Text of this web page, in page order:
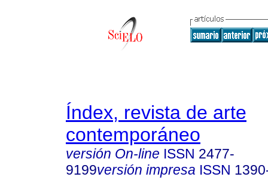
Índex, revista de arte
contemporáneo
versión On-line ISSN 2477-
9199versión impresa ISSN